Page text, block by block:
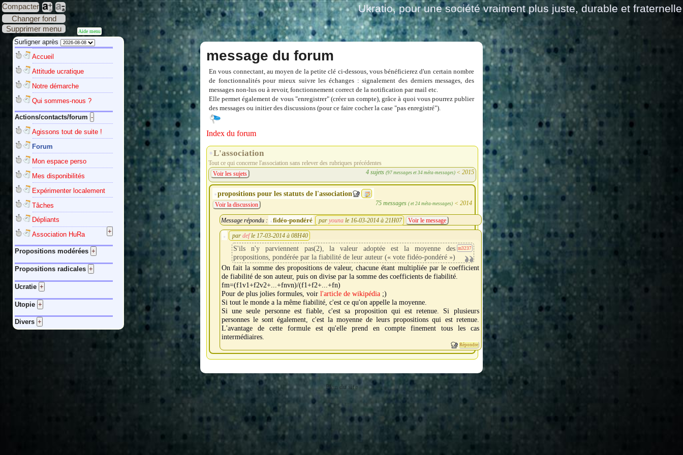
Compacter
Changer fond
Supprimer menu
Ukratio, pour une société vraiment plus juste, durable et fraternelle
Aide menu
Surligner après
Accueil
Attitude ucratique
Notre démarche
Qui sommes-nous ?
Actions/contacts/forum
Agissons tout de suite !
Forum
Mon espace perso
Mes disponibilités
Expérimenter localement
Tâches
Dépliants
Association HuRa
Propositions modérées
Propositions radicales
Ucratie
Utopie
Divers
message du forum
En vous connectant, au moyen de la petite clé ci-dessous, vous bénéficierez d'un certain nombre
de fonctionnalités pour mieux suivre les échanges : signalement des derniers messages, des
messages non-lus ou à revoir, fonctionnement correct de la notification par mail etc.
Elle permet également de vous "enregistrer" (créer un compte), grâce à quoi vous pourrez publier
des messages ou initier des discussions (pour ce faire cocher la case "pas enregistré").
Index du forum
L'association
Tout ce qui concerne l'association sans relever des rubriques précédentes
4 sujets (97 messages et 34 méta-messages) < 2015
Voir les sujets
propositions pour les statuts de l'association
75 messages ( et 24 méta-messages)< 2014
Voir la discussion
Message répondu : fidéo-pondéré par youna le 16-03-2014 à 21H07 Voir le message
par def le 17-03-2014 à 08H40
m3237
S'ils n'y parviennent pas(2), la valeur adoptée est la moyenne des
propositions, pondérée par la fiabilité de leur auteur (« vote fidéo-pondéré »)
On fait la somme des propositions de valeur, chacune étant multipliée par le coefficient
de fiabilité de son auteur, puis on divise par la somme des coefficients de fiabilité.
fm=(f1v1+f2v2+...+fnvn)/(f1+f2+...+fn)
Pour de plus jolies formules, voir l'article de wikipédia ;)
Si tout le monde a la même fiabilité, c'est ce qu'on appelle la moyenne.
Si une seule personne est fiable, c'est sa proposition qui est retenue. Si plusieurs
personnes le sont également, c'est la moyenne de leurs propositions qui est retenue.
L'avantage de cette formule est qu'elle prend en compte finement tous les cas
intermédiaires.
Répondre
Plan du site